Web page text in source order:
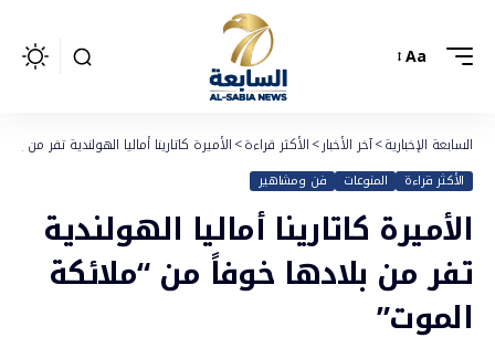
Aa
السابعة الإخبارية>آخر الأخبار>الأكثر قراءة>الأميرة كاتارينا أماليا الهولندية تفر من
الأكثر قراءة المنوعات فن ومشاهير
الأميرة كاتارينا أماليا الهولندية
تفر من بلادها خوفاً من “ملائكة
الموت”